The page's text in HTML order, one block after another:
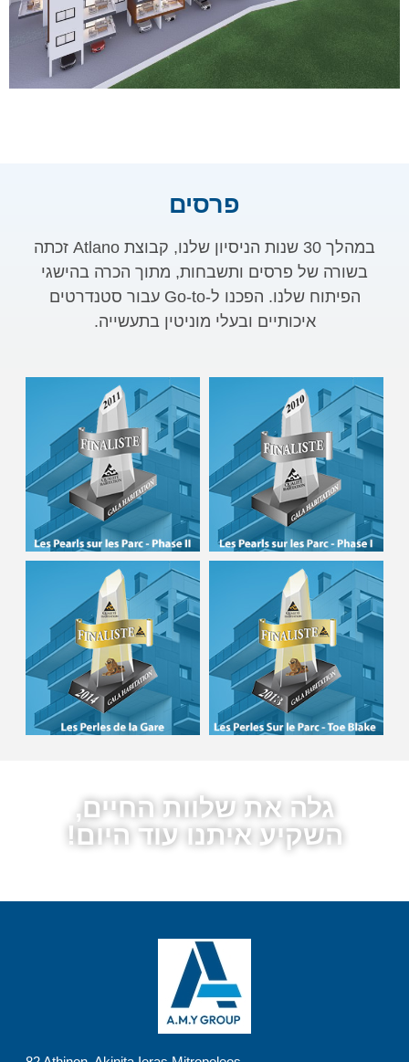
פרסים
במהלך 30 שנות הניסיון שלנו, קבוצת Atlano זכתה
בשורה של פרסים ותשבחות, מתוך הכרה בהישגי
הפיתוח שלנו. הפכנו ל-Go-to עבור סטנדרטים
איכותיים ובעלי מוניטין בתעשייה.
גלה את שלוות החיים,
השקיע איתנו עוד היום!